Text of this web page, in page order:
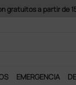
Únete al programa Ds
EMERGENCIA